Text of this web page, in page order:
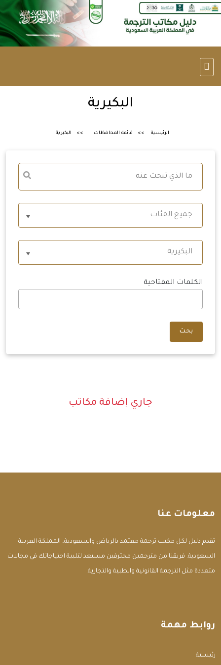
البكيرية
الرئيسية قائمة المحافظات البكيرية
جميع الفئات
البكيرية
الكلمات المفتاحية
بحث
جاري إضافة مكاتب
معلومات عنا
تقدم دليل لكل مكتب ترجمة معتمد بالرياض والسعودية، المملكة العربية
السعودية. فريقنا من مترجمين محترفين مستعد لتلبية احتياجاتك في مجالات
متعددة مثل الترجمة القانونية والطبية والتجارية.
روابط مهمة
الرئيسية